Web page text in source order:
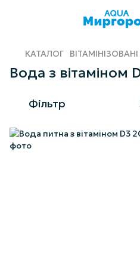
КАТАЛОГ
Вода з вітаміном
Фільтр